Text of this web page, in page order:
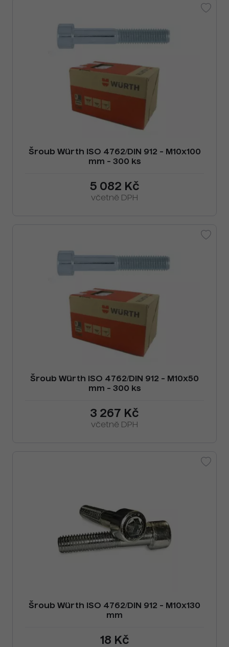
Šroub Würth ISO 4762/DIN 912 - M10x100
mm - 300 ks
5 082 Kč
včetně DPH
Šroub Würth ISO 4762/DIN 912 - M10x50
mm - 300 ks
3 267 Kč
včetně DPH
Šroub Würth ISO 4762/DIN 912 - M10x130
mm
18 Kč